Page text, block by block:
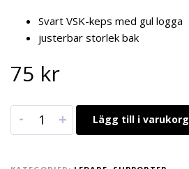
Svart VSK-keps med gul logga
justerbar storlek bak
75 kr
- + Lägg till i varukorg